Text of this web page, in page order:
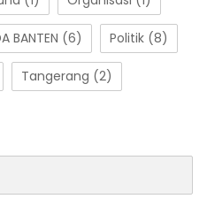
BANTEN (6) Politik (8)
Tangerang (2)